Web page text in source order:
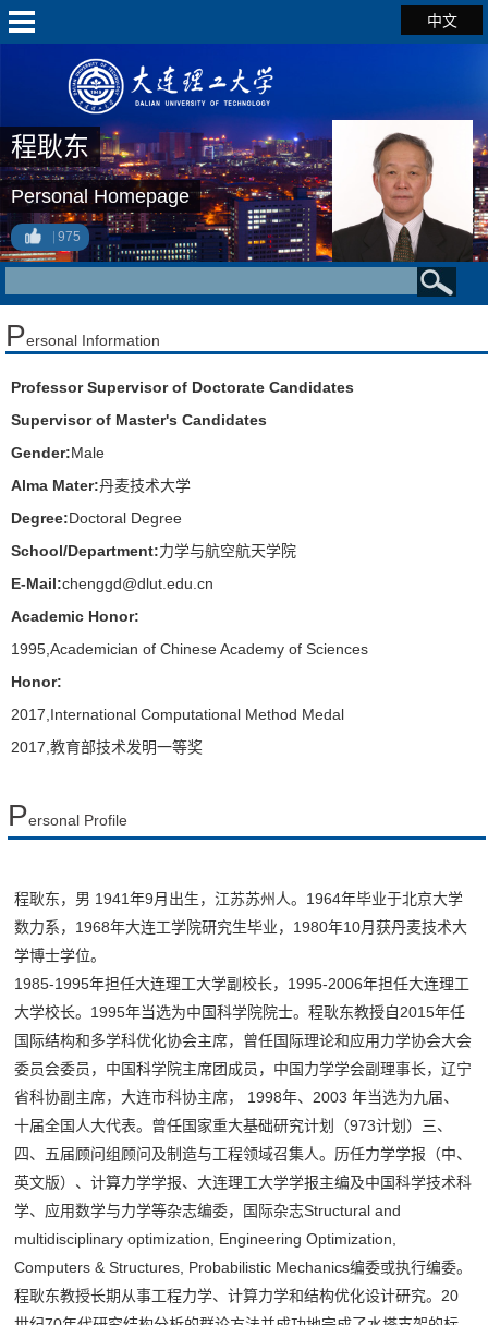
中文
程耿东
Personal Homepage
975
Personal Information
Professor Supervisor of Doctorate Candidates
Supervisor of Master's Candidates
Gender:Male
Alma Mater:丹麦技术大学
Degree:Doctoral Degree
School/Department:力学与航空航天学院
E-Mail:chenggd@dlut.edu.cn
Academic Honor:
1995,Academician of Chinese Academy of Sciences
Honor:
2017,International Computational Method Medal
2017,教育部技术发明一等奖
Personal Profile
程耿东，男 1941年9月出生，江苏苏州人。1964年毕业于北京大学
数力系，1968年大连工学院研究生毕业，1980年10月获丹麦技术大
学博士学位。
1985-1995年担任大连理工大学副校长，1995-2006年担任大连理工
大学校长。1995年当选为中国科学院院士。程耿东教授自2015年任
国际结构和多学科优化协会主席，曾任国际理论和应用力学协会大会
委员会委员，中国科学院主席团成员，中国力学学会副理事长，辽宁
省科协副主席，大连市科协主席， 1998年、2003 年当选为九届、
十届全国人大代表。曾任国家重大基础研究计划（973计划）三、
四、五届顾问组顾问及制造与工程领域召集人。历任力学学报（中、
英文版）、计算力学学报、大连理工大学学报主编及中国科学技术科
学、应用数学与力学等杂志编委，国际杂志Structural and
multidisciplinary optimization, Engineering Optimization,
Computers & Structures, Probabilistic Mechanics编委或执行编委。
程耿东教授长期从事工程力学、计算力学和结构优化设计研究。20